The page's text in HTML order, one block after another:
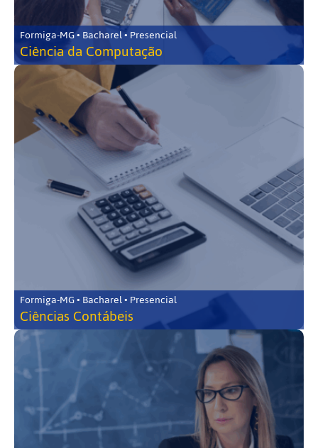
Formiga-MG • Bacharel • Presencial
Ciência da Computação
Formiga-MG • Bacharel • Presencial
Ciências Contábeis